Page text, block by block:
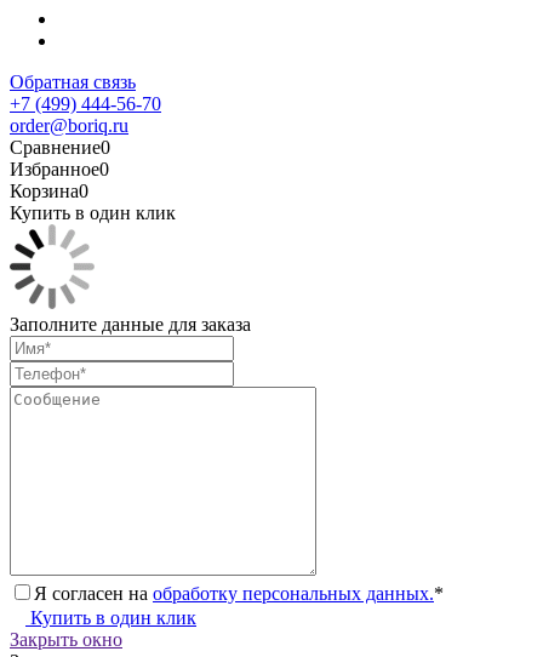
Обратная связь
+7 (499) 444-56-70
order@boriq.ru
Сравнение0
Избранное0
Корзина0
Купить в один клик
Заполните данные для заказа
Я согласен на обработку персональных данных.*
Купить в один клик
Закрыть окно